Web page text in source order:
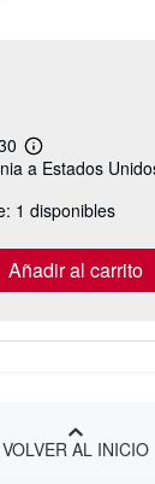
Más
información
las
tarifas
envío
a Estados
1 disponibles
Añadir al carrito
VOLVER AL INICIO